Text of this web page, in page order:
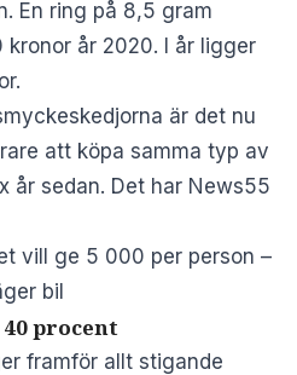
En ring på 8,5 gram
år 2020. I år ligger
är det nu
att köpa samma typ av
år sedan. Det har News55
vill ge 5 000 per person –
bil
procent
framför allt stigande